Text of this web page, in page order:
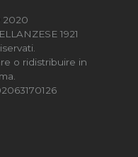
2020
1921
o ridistribuire in